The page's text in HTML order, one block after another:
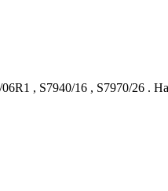
, S7940/16 , S7970/26 .